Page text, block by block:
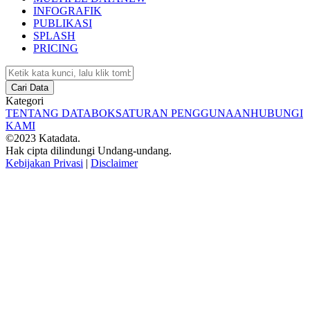
INFOGRAFIK
PUBLIKASI
SPLASH
PRICING
Cari Data
Kategori
TENTANG DATABOKSATURAN PENGGUNAANHUBUNGI
KAMI
©2023 Katadata.
Hak cipta dilindungi Undang-undang.
Kebijakan Privasi | Disclaimer